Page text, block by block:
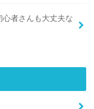
者さんも大丈夫な